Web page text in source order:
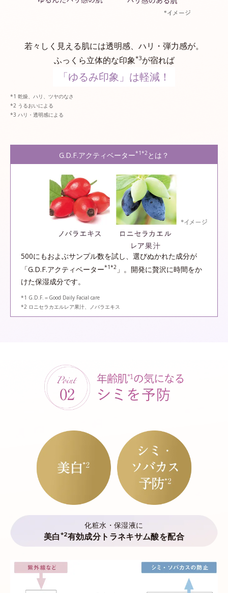
若々しく見える肌には透明感、ハリ・弾力感が。
ふっくら立体的な印象*3が宿れば
「ゆるみ印象」は軽減！
乾燥、ハリ、ツヤのなさ
うるおいによる
ハリ・透明感による
G.D.F.アクティベーター*1*2 とは？
500にもおよぶサンプル数を試し、選びぬかれた成分が
「G.D.F.アクティベーター*1*2 」。開発に贅沢に時間をか
けた保湿成分です。
*1 G.D.F.＝Good Daily Facial care
*2 ロニセラカエルレア果汁、ノバラエキス
化粧水・保湿液に
美白 *2有効成分トラネキサム酸を配合